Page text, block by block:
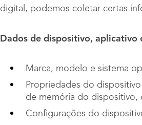
digital, podemos coletar certas
Dados de dispositivo, aplicativo
Marca, modelo e sistema
Propriedades do
de memória do dispositivo,
Configurações do